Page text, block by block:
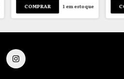
1 em estoque